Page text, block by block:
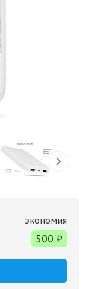
экономия
500 ₽